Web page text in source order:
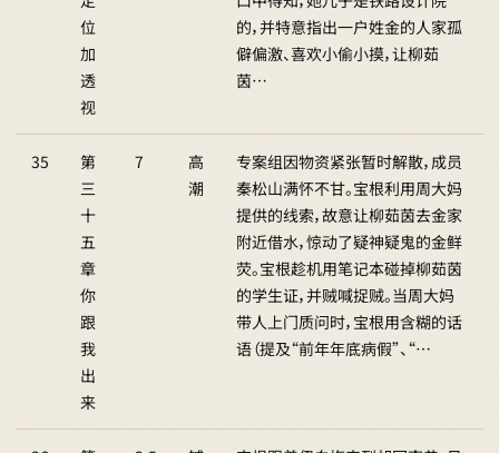
位
加
透
视
的，并特意指出一户姓金的人家孤
僻偏激、喜欢小偷小摸，让柳茹
茵…
35
第
三
十
五
章
你
跟
我
出
来
7
高
潮
专案组因物资紧张暂时解散，成员
秦松山满怀不甘。宝根利用周大妈
提供的线索，故意让柳茹茵去金家
附近借水，惊动了疑神疑鬼的金鲜
荧。宝根趁机用笔记本碰掉柳茹茵
的学生证，并贼喊捉贼。当周大妈
带人上门质问时，宝根用含糊的话
语（提及“前年年底病假”、“…